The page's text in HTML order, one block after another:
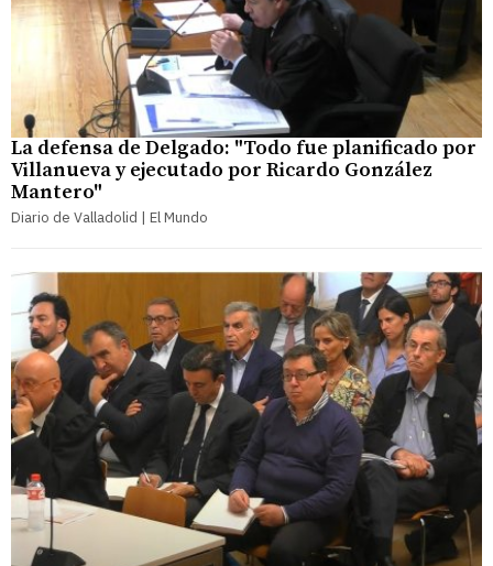
La defensa de Delgado: "Todo fue planificado por
Villanueva y ejecutado por Ricardo González
Mantero"
Diario de Valladolid | El Mundo